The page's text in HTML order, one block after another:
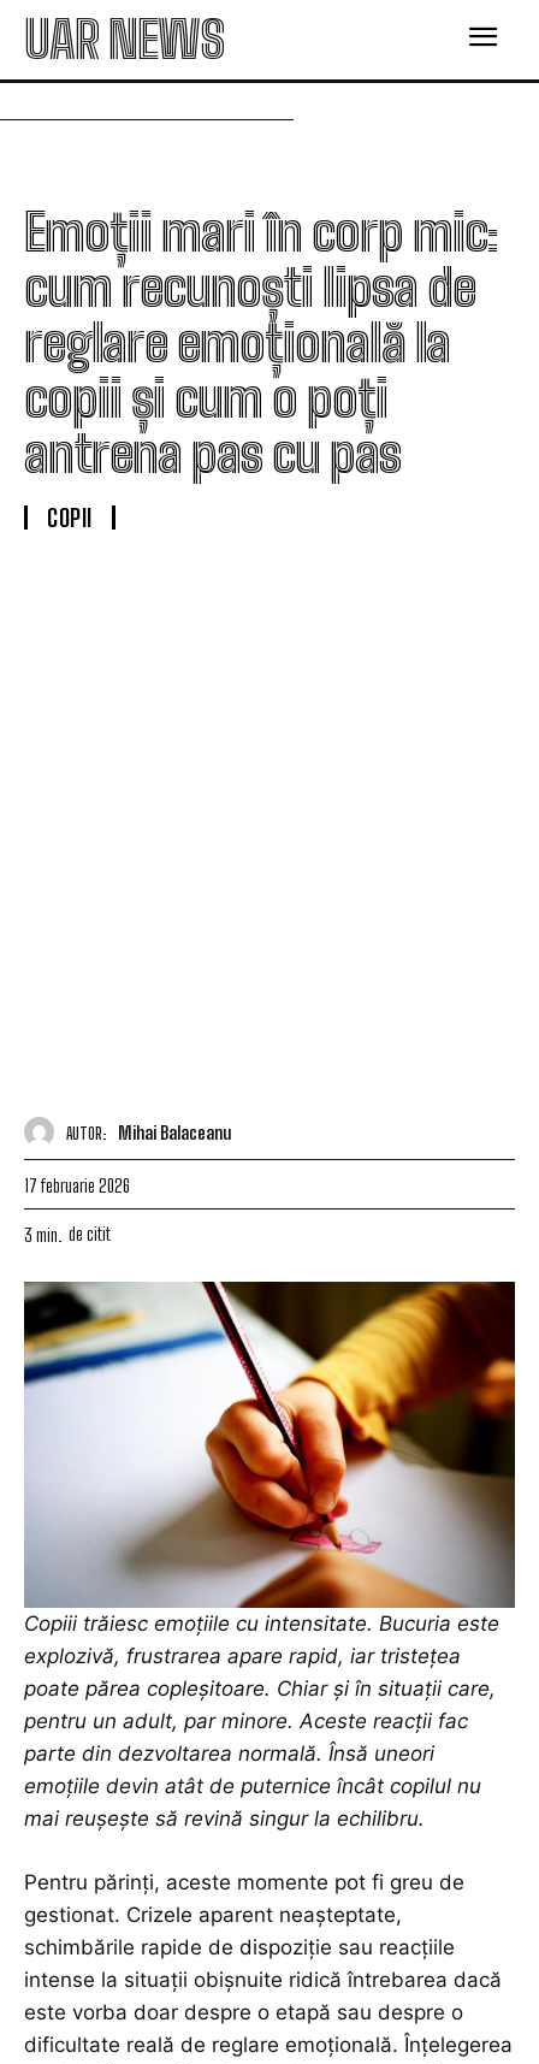
UAR NEWS
Emoții mari în corp mic:
cum recunoști lipsa de
reglare emoțională la
copii și cum o poți
antrena pas cu pas
COPII
AUTOR: Mihai Balaceanu
17 februarie 2026
3 min. de citit
Copiii trăiesc emoțiile cu intensitate. Bucuria este
explozivă, frustrarea apare rapid, iar tristețea
poate părea copleșitoare. Chiar și în situații care,
pentru un adult, par minore. Aceste reacții fac
parte din dezvoltarea normală. Însă uneori
emoțiile devin atât de puternice încât copilul nu
mai reușește să revină singur la echilibru.
Pentru părinți, aceste momente pot fi greu de
gestionat. Crizele aparent neașteptate,
schimbările rapide de dispoziție sau reacțiile
intense la situații obișnuite ridică întrebarea dacă
este vorba doar despre o etapă sau despre o
dificultate reală de reglare emoțională. Înțelegerea